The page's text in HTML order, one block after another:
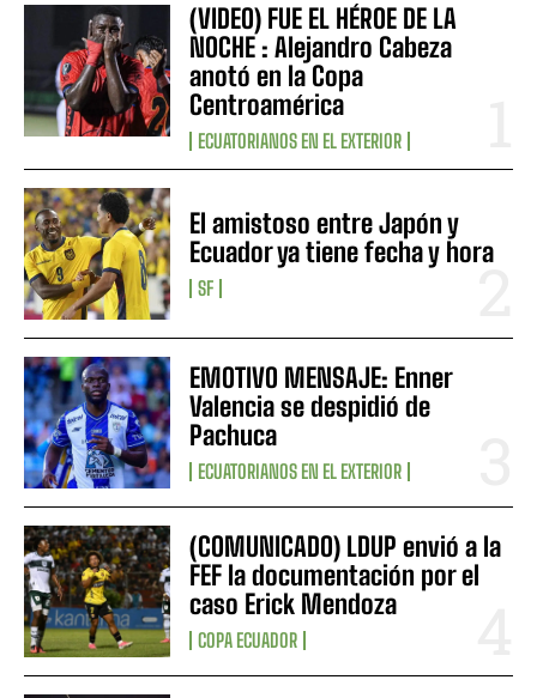
(VIDEO) FUE EL HÉROE DE LA
NOCHE : Alejandro Cabeza
anotó en la Copa
Centroamérica
ECUATORIANOS EN EL EXTERIOR
El amistoso entre Japón y
Ecuador ya tiene fecha y hora
SF
EMOTIVO MENSAJE: Enner
Valencia se despidió de
Pachuca
ECUATORIANOS EN EL EXTERIOR
(COMUNICADO) LDUP envió a la
FEF la documentación por el
caso Erick Mendoza
COPA ECUADOR